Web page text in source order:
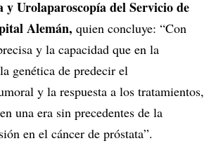
y Urolaparoscopía del Servicio de
Alemán, quien concluye: “Con
y la capacidad que en la
genética de predecir el
y la respuesta a los tratamientos,
una era sin precedentes de la
en el cáncer de próstata”.